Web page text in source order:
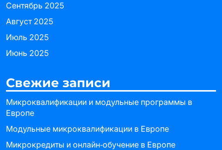
Сентябрь 2025
Август 2025
Июль 2025
Июнь 2025
Свежие записи
Микроквалификации и модульные программы в
Европе
Модульные микроквалификации в Европе
Микрокредиты и онлайн‑обучение в Европе